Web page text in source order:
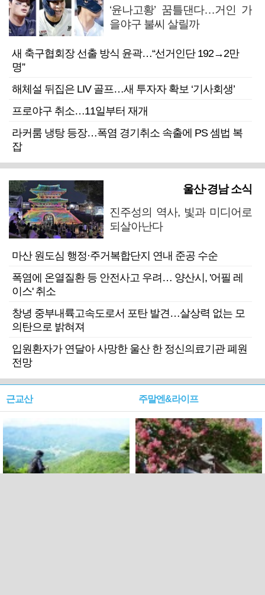
‘윤나고황’ 꿈틀댄다…거인 가
을야구 불씨 살릴까
새 축구협회장 선출 방식 윤곽…“선거인단 192→2만
명”
해체설 뒤집은 LIV 골프…새 투자자 확보 ‘기사회생’
프로야구 취소…11일부터 재개
라커룸 냉탕 등장…폭염 경기취소 속출에 PS 셈법 복
잡
울산·경남 소식
진주성의 역사, 빛과 미디어로
되살아난다
마산 원도심 행정·주거복합단지 연내 준공 수순
폭염에 온열질환 등 안전사고 우려… 양산시, '어필 레
이스' 취소
창녕 중부내륙고속도로서 포탄 발견…살상력 없는 모
의탄으로 밝혀져
입원환자가 연달아 사망한 울산 한 정신의료기관 폐원
전망
근교산 주말엔&라이프